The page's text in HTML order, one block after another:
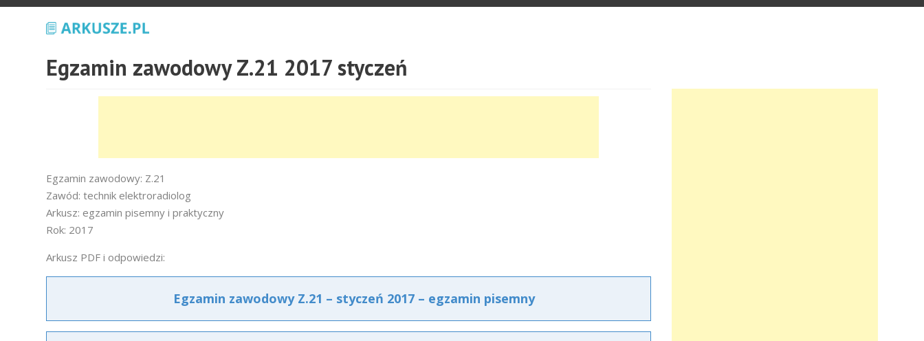
Egzamin zawodowy Z.21 2017 styczeń
Egzamin zawodowy: Z.21
Zawód: technik elektroradiolog
Arkusz: egzamin pisemny i praktyczny
Rok: 2017
Arkusz PDF i odpowiedzi:
Egzamin zawodowy Z.21 – styczeń 2017 – egzamin pisemny